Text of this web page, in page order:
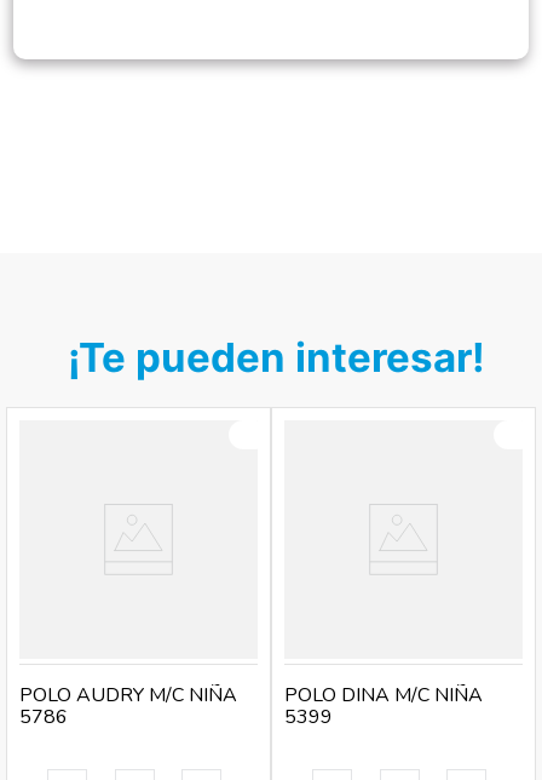
¡Te pueden interesar!
POLO AUDRY M/C NIÑA
5786
POLO DINA M/C NIÑA
5399